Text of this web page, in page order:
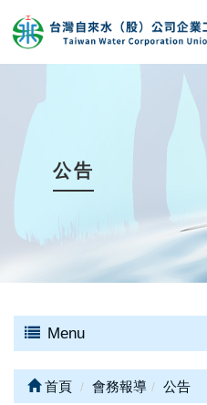
公告
Menu
首頁 會務報導 公告